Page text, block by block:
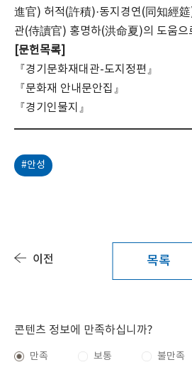
進官) 허적(許積)·동지경연(同知經
관(侍讀官) 홍명하(洪命夏)의 도움으
[문헌목록]
『경기문화재대관-도지정편』
『문화재 안내문안집』
『경기인물지』
#안성
이전 목록
콘텐츠 정보에 만족하십니까?
만족 보통 불만족